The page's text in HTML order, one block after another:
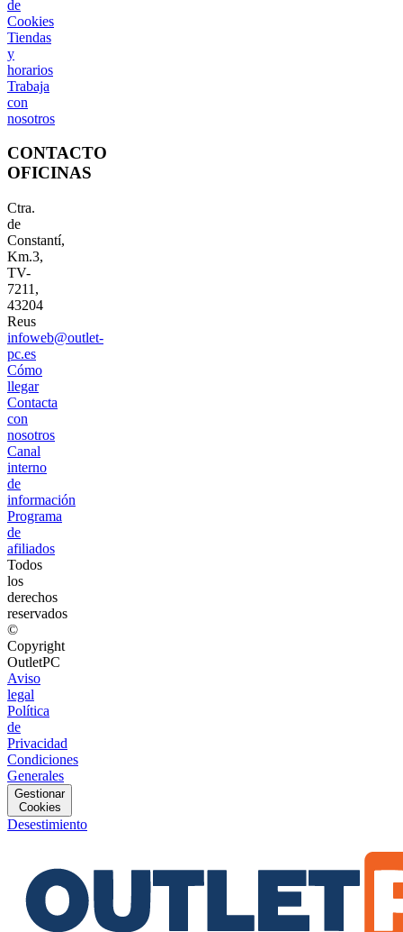
de
Cookies
Tiendas
y
horarios
Trabaja
con
nosotros
CONTACTO
OFICINAS
Ctra.
de
Constantí,
Km.3,
TV-
7211,
43204
Reus
infoweb@outlet-
pc.es
Cómo
llegar
Contacta
con
nosotros
Canal
interno
de
información
Programa
de
afiliados
Todos
los
derechos
reservados
©
Copyright
OutletPC
Aviso
legal
Política
de
Privacidad
Condiciones
Generales
Gestionar
Cookies
Desestimiento